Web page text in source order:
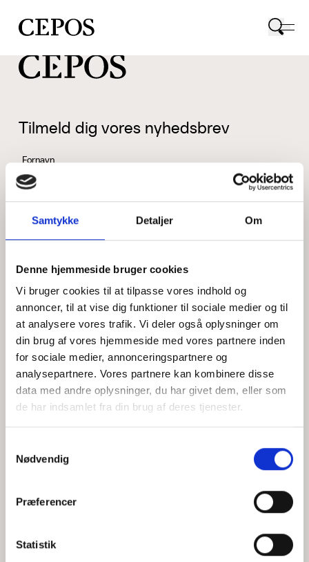
Samtykke Detaljer Om
Denne hjemmeside bruger cookies
Vi bruger cookies til at tilpasse vores indhold og
annoncer, til at vise dig funktioner til sociale medier og til
at analysere vores trafik. Vi deler også oplysninger om
din brug af vores hjemmeside med vores partnere inden
for sociale medier, annonceringspartnere og
analysepartnere. Vores partnere kan kombinere disse
data med andre oplysninger, du har givet dem, eller som
de har indsamlet fra din brug af deres tjenester.
Nødvendig
Præferencer
Statistik
CEPOS logo
Tilmeld dig vores nyhedsbrev
Fornavn
Efternavn
Jeg accepterer behandlingen af mine personoplysninger i
henhold tilprivatlivspolitikken